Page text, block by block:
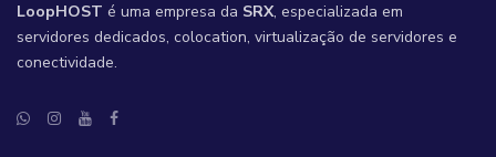
LoopHOST é uma empresa da SRX, especializada em
servidores dedicados, colocation, virtualização de servidores e
conectividade.